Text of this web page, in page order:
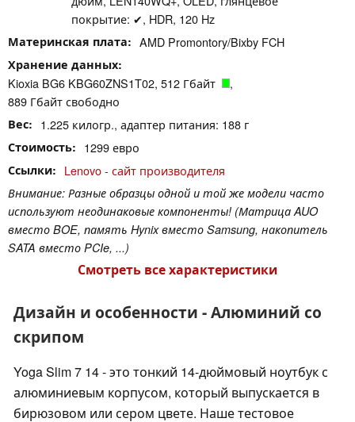
покрытие: ✔, HDR, 120 Hz
Материнская плата AMD Promontory/Bixby FCH
Хранение данных
Kioxia BG6 KBG60ZNS1T02, 512 Гбайт
,
889 Гбайт свободно
Вес 1.225 килогр., адаптер питания: 188 г
Стоимость 1299 евро
Ссылки Lenovo - сайт производителя
Внимание: Разные образцы одной и той же модели часто
используют неодинаковые компоненты! (Матрица AUO
вместо BOE, память Hynix вместо Samsung, накопитель
SATA вместо PCIe, ...)
Смотреть все характеристики
Дизайн и особенности - Алюминий со
скрипом
Yoga Slim 7 14 - это тонкий 14-дюймовый ноутбук с
алюминиевым корпусом, который выпускается в
бирюзовом или сером цвете. Наше тестовое